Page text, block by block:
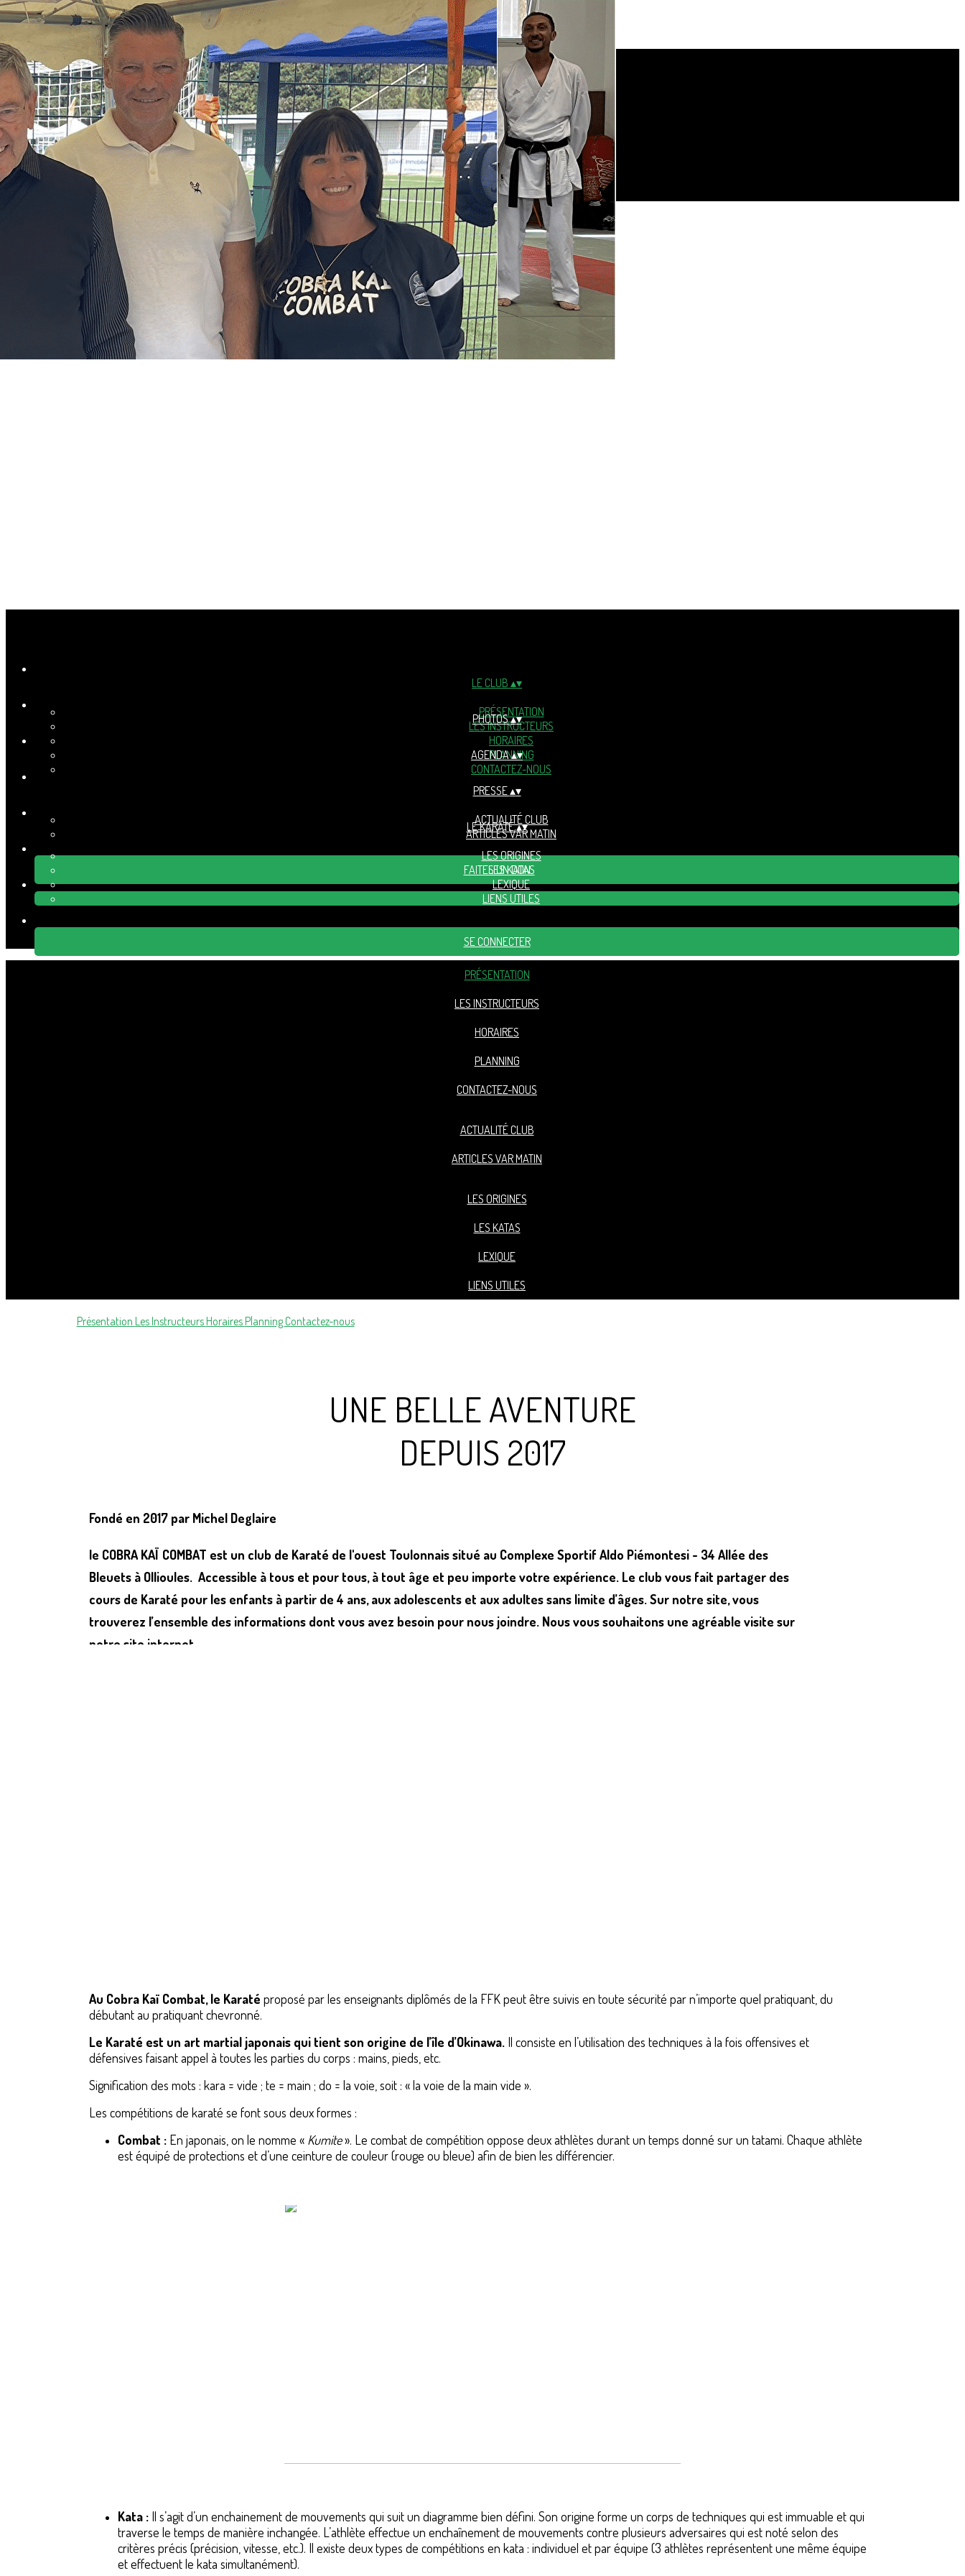
Exporter les lignes sélectionnées
Exporter toutes les colonnes
Exporter uniquement les colonnes affichées
Menu
<
>
Présentation
Les Instructeurs
Horaires
Planning
Contactez-nous
Images de la page d'accueil
Cliquez pour éditer
LE CLUB ▴▾
PRÉSENTATION
LES INSTRUCTEURS
HORAIRES
PLANNING
CONTACTEZ-NOUS
PHOTOS▴▾
AGENDA▴▾
PRESSE▴▾
ACTUALITÉ CLUB
ARTICLES VAR MATIN
LE KARATÉ▴▾
LES ORIGINES
LES KATAS
LEXIQUE
LIENS UTILES
FAITES UN DON
SE CONNECTER
PRÉSENTATION
LES INSTRUCTEURS
HORAIRES
PLANNING
CONTACTEZ-NOUS
ACTUALITÉ CLUB
ARTICLES VAR MATIN
LES ORIGINES
LES KATAS
LEXIQUE
LIENS UTILES
Présentation Les InstructeursHorairesPlanningContactez-nous
UNE BELLE AVENTURE
DEPUIS 2017
Fondé en 2017 par Michel Deglaire
le COBRA KAÏ COMBAT est un club de Karaté de l'ouest Toulonnais situé au Complexe Sportif Aldo Piémontesi - 34 Allée des
Bleuets à Ollioules. Accessible à tous et pour tous, à tout âge et peu importe votre expérience. Le club vous fait partager des
cours de Karaté pour les enfants à partir de 4 ans, aux adolescents et aux adultes sans limite d’âges. Sur notre site, vous
trouverez l’ensemble des informations dont vous avez besoin pour nous joindre. Nous vous souhaitons une agréable visite sur
notre site internet.
Au Cobra Kaï Combat, le Karaté proposé par les enseignants diplômés de la FFK peut être suivis en toute sécurité par n’importe quel pratiquant, du
débutant au pratiquant chevronné.
Le Karaté est un art martial japonais qui tient son origine de l’île d’Okinawa. Il consiste en l’utilisation des techniques à la fois offensives et
défensives faisant appel à toutes les parties du corps : mains, pieds, etc.
Signification des mots : kara = vide ; te = main ; do = la voie, soit : « la voie de la main vide ».
Les compétitions de karaté se font sous deux formes :
Combat : En japonais, on le nomme « Kumite». Le combat de compétition oppose deux athlètes durant un temps donné sur un tatami. Chaque athlète
est équipé de protections et d’une ceinture de couleur (rouge ou bleue) afin de bien les différencier.
Kata : Il s’agit d’un enchainement de mouvements qui suit un diagramme bien défini. Son origine forme un corps de techniques qui est immuable et qui
traverse le temps de manière inchangée. L’athlète effectue un enchaînement de mouvements contre plusieurs adversaires qui est noté selon des
critères précis (précision, vitesse, etc.). Il existe deux types de compétitions en kata : individuel et par équipe (3 athlètes représentent une même équipe
et effectuent le kata simultanément).